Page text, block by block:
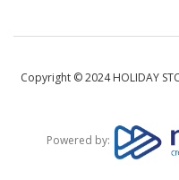
Copyright © 2024 HOLIDAY
Powered by: